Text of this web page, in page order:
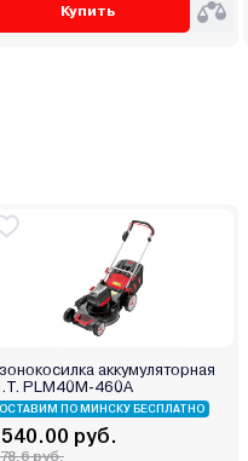
Купить
аккумуляторная
PLM40M-460A
ПО МИНСКУ БЕСПЛАТНО
540.00 руб.
руб.